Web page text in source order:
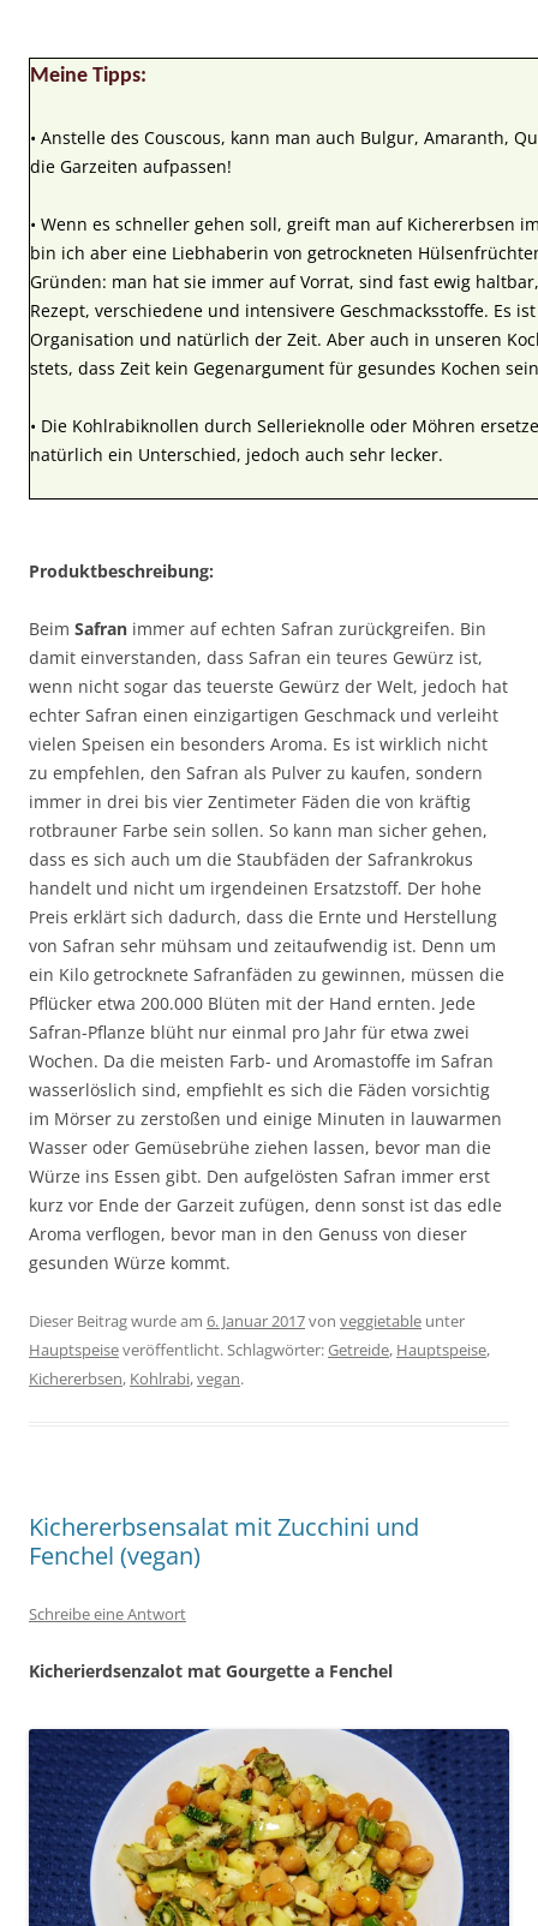
Meine Tipps:
• Anstelle des Couscous, kann man auch Bulgur, Amaranth,
die Garzeiten aufpassen!
• Wenn es schneller gehen soll, greift man auf Kichererbsen
bin ich aber eine Liebhaberin von getrockneten
Gründen: man hat sie immer auf Vorrat, sind fast ewig
Rezept, verschiedene und intensivere Geschmacksstoffe. Es
Organisation und natürlich der Zeit. Aber auch in unseren
stets, dass Zeit kein Gegenargument für gesundes Kochen
• Die Kohlrabiknollen durch Sellerieknolle oder Möhren
natürlich ein Unterschied, jedoch auch sehr lecker.
Produktbeschreibung:
Beim Safran immer auf echten Safran zurückgreifen. Bin
damit einverstanden, dass Safran ein teures Gewürz ist,
wenn nicht sogar das teuerste Gewürz der Welt, jedoch hat
echter Safran einen einzigartigen Geschmack und verleiht
vielen Speisen ein besonders Aroma. Es ist wirklich nicht
zu empfehlen, den Safran als Pulver zu kaufen, sondern
immer in drei bis vier Zentimeter Fäden die von kräftig
rotbrauner Farbe sein sollen. So kann man sicher gehen,
dass es sich auch um die Staubfäden der Safrankrokus
handelt und nicht um irgendeinen Ersatzstoff. Der hohe
Preis erklärt sich dadurch, dass die Ernte und Herstellung
von Safran sehr mühsam und zeitaufwendig ist. Denn um
ein Kilo getrocknete Safranfäden zu gewinnen, müssen die
Pflücker etwa 200.000 Blüten mit der Hand ernten. Jede
Safran-Pflanze blüht nur einmal pro Jahr für etwa zwei
Wochen. Da die meisten Farb- und Aromastoffe im Safran
wasserlöslich sind, empfiehlt es sich die Fäden vorsichtig
im Mörser zu zerstoßen und einige Minuten in lauwarmen
Wasser oder Gemüsebrühe ziehen lassen, bevor man die
Würze ins Essen gibt. Den aufgelösten Safran immer erst
kurz vor Ende der Garzeit zufügen, denn sonst ist das edle
Aroma verflogen, bevor man in den Genuss von dieser
gesunden Würze kommt.
Dieser Beitrag wurde am 6. Januar 2017von veggietable unter
Hauptspeiseveröffentlicht. Schlagwörter:Getreide, Hauptspeise,
Kichererbsen, Kohlrabi,vegan.
Kichererbsensalat mit Zucchini und
Fenchel (vegan)
Schreibe eine Antwort
Kicherierdsenzalot mat Gourgette a Fenchel